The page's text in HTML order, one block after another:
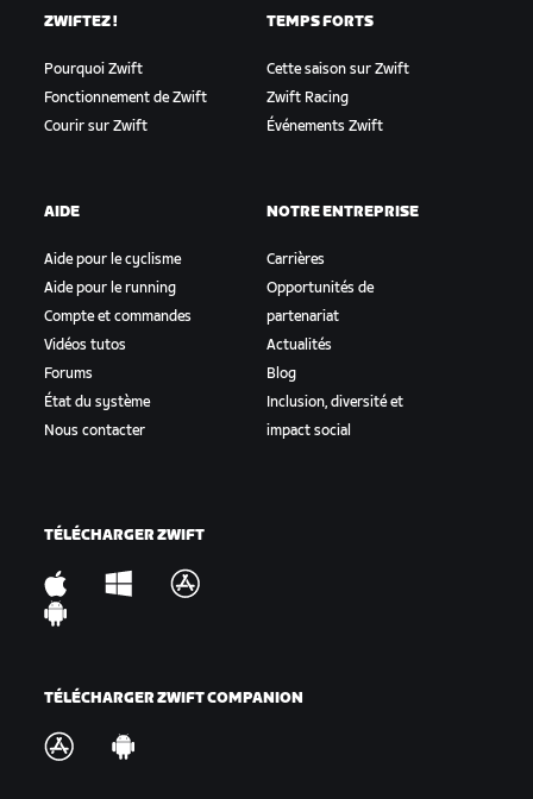
ZWIFTEZ !
Pourquoi Zwift
Fonctionnement de Zwift
Courir sur Zwift
TEMPS FORTS
Cette saison sur Zwift
Zwift Racing
Événements Zwift
AIDE
Aide pour le cyclisme
Aide pour le running
Compte et commandes
Vidéos tutos
Forums
État du système
Nous contacter
NOTRE ENTREPRISE
Carrières
Opportunités de
partenariat
Actualités
Blog
Inclusion, diversité et
impact social
TÉLÉCHARGER ZWIFT
TÉLÉCHARGER ZWIFT COMPANION